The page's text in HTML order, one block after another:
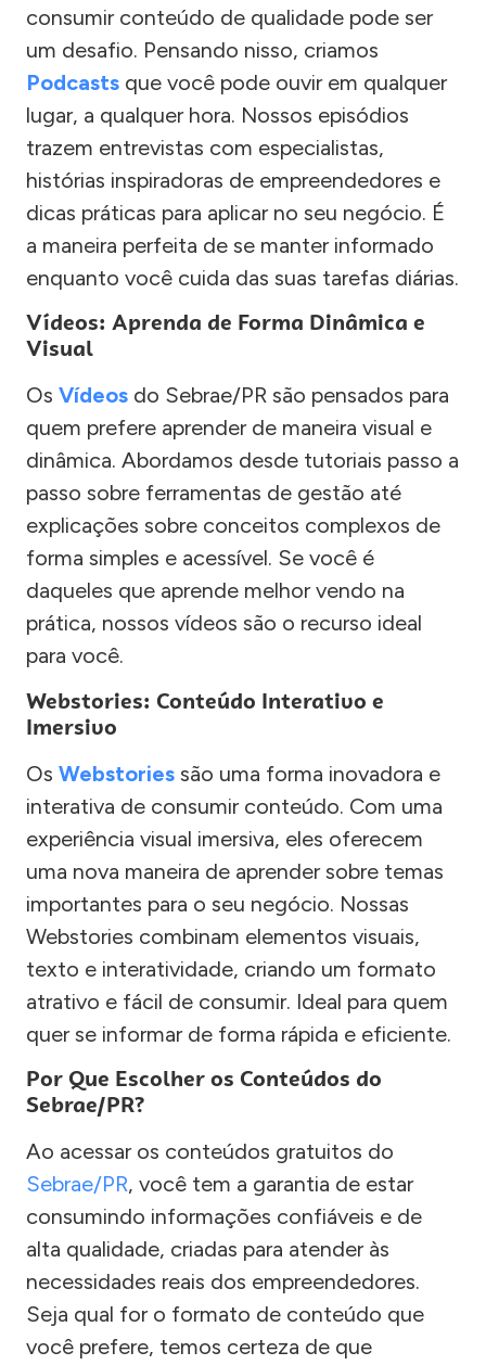
consumir conteúdo de qualidade pode ser
um desafio. Pensando nisso, criamos
Podcasts que você pode ouvir em qualquer
lugar, a qualquer hora. Nossos episódios
trazem entrevistas com especialistas,
histórias inspiradoras de empreendedores e
dicas práticas para aplicar no seu negócio. É
a maneira perfeita de se manter informado
enquanto você cuida das suas tarefas diárias.
Vídeos: Aprenda de Forma Dinâmica e
Visual
Os Vídeos do Sebrae/PR são pensados para
quem prefere aprender de maneira visual e
dinâmica. Abordamos desde tutoriais passo a
passo sobre ferramentas de gestão até
explicações sobre conceitos complexos de
forma simples e acessível. Se você é
daqueles que aprende melhor vendo na
prática, nossos vídeos são o recurso ideal
para você.
Webstories: Conteúdo Interativo e
Imersivo
Os Webstories são uma forma inovadora e
interativa de consumir conteúdo. Com uma
experiência visual imersiva, eles oferecem
uma nova maneira de aprender sobre temas
importantes para o seu negócio. Nossas
Webstories combinam elementos visuais,
texto e interatividade, criando um formato
atrativo e fácil de consumir. Ideal para quem
quer se informar de forma rápida e eficiente.
Por Que Escolher os Conteúdos do
Sebrae/PR?
Ao acessar os conteúdos gratuitos do
Sebrae/PR, você tem a garantia de estar
consumindo informações confiáveis e de
alta qualidade, criadas para atender às
necessidades reais dos empreendedores.
Seja qual for o formato de conteúdo que
você prefere, temos certeza de que